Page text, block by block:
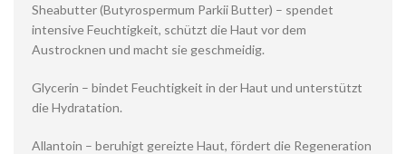
Sheabutter (Butyrospermum Parkii Butter) – spendet
intensive Feuchtigkeit, schützt die Haut vor dem
Austrocknen und macht sie geschmeidig.
Glycerin – bindet Feuchtigkeit in der Haut und unterstützt
die Hydratation.
Allantoin – beruhigt gereizte Haut, fördert die Regeneration